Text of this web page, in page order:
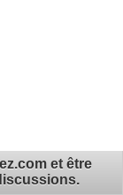
et être